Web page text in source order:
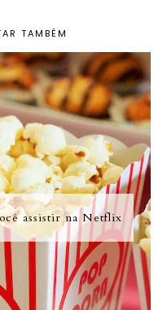
TAMBÉM
assistir na Netflix